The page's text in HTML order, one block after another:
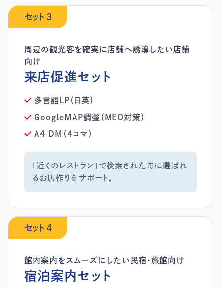
セット 3
来店促進セット
多言語LP（日英）
GoogleMAP調整（MEO対策）
A4 DM（4コマ）
「近くのレストラン」で検索された時に選ばれ
るお店作りをサポート。
セット 4
宿泊案内セット